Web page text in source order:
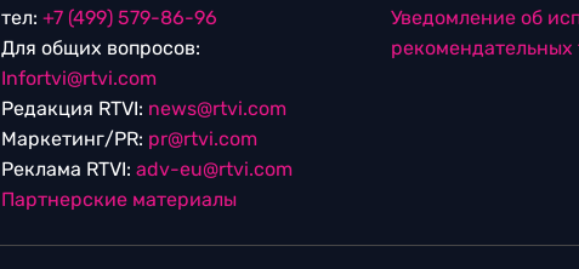
тел: +7 (499) 579-86-96
Для общих вопросов:
Infortvi@rtvi.com
Редакция RTVI: news@rtvi.com
Маркетинг/PR: pr@rtvi.com
Реклама RTVI: adv-eu@rtvi.com
Партнерские материалы
Уведомление об
рекомендательных